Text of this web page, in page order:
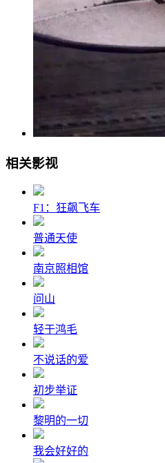
相关影视
F1：狂飙飞车
普通天使
南京照相馆
问山
轻于鸿毛
不说话的爱
初步举证
黎明的一切
我会好好的